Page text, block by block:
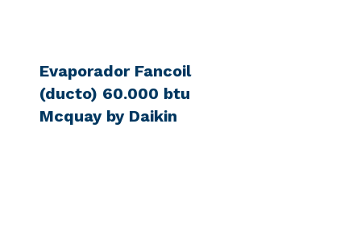
Evaporador Fancoil
(ducto) 60.000 btu
Mcquay by Daikin